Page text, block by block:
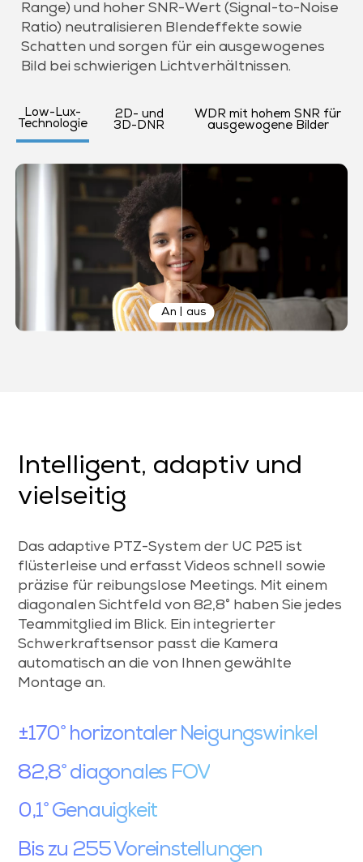
Range) und hoher SNR-Wert (Signal-to-Noise
Ratio) neutralisieren Blendeffekte sowie
Schatten und sorgen für ein ausgewogenes
Bild bei schwierigen Lichtverhältnissen.
Low-Lux-
Technologie
2D- und
3D-DNR
WDR mit hohem SNR für
ausgewogene Bilder
An aus
Intelligent, adaptiv und
vielseitig
Das adaptive PTZ-System der UC P25 ist
flüsterleise und erfasst Videos schnell sowie
präzise für reibungslose Meetings. Mit einem
diagonalen Sichtfeld von 82,8° haben Sie jedes
Teammitglied im Blick. Ein integrierter
Schwerkraftsensor passt die Kamera
automatisch an die von Ihnen gewählte
Montage an.
±170° horizontaler Neigungswinkel
82,8° diagonales FOV
0,1° Genauigkeit
Bis zu 255 Voreinstellungen